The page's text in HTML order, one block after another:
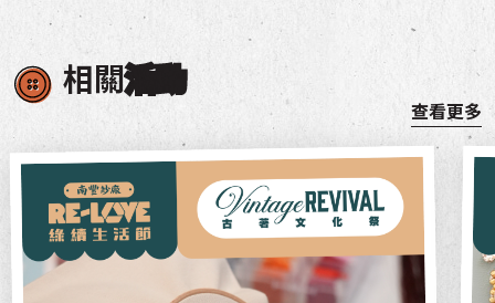
相關活動
查看更多